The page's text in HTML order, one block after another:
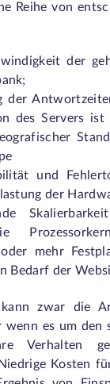
Reihe von
der
der
des Servers
und
der
mehr
Bedarf der
zwar die
wenn es um den
Verhalten
Kosten